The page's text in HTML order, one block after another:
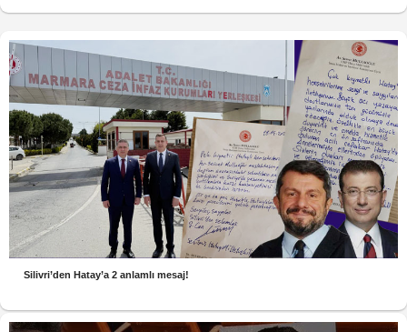
Silivri’den Hatay’a 2 anlamlı mesaj!